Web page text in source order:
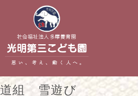
道組 雪遊び